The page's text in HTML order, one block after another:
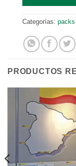
Categorías:
PRODUCTOS